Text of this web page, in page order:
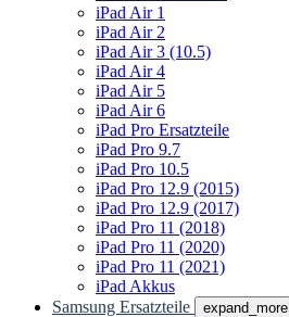
iPad Air 1
iPad Air 2
iPad Air 3 (10.5)
iPad Air 4
iPad Air 5
iPad Air 6
iPad Pro Ersatzteile
iPad Pro 9.7
iPad Pro 10.5
iPad Pro 12.9 (2015)
iPad Pro 12.9 (2017)
iPad Pro 11 (2018)
iPad Pro 11 (2020)
iPad Pro 11 (2021)
iPad Akkus
Samsung Ersatzteile
expand_more